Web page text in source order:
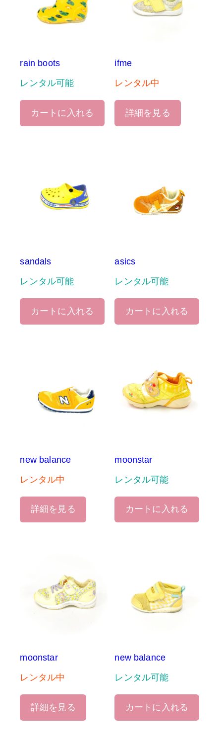
rain boots
レンタル可能
カートに入れる
ifme
レンタル中
詳細を見る
sandals
レンタル可能
カートに入れる
asics
レンタル可能
カートに入れる
new balance
レンタル中
詳細を見る
moonstar
レンタル可能
カートに入れる
moonstar
レンタル中
詳細を見る
new balance
レンタル可能
カートに入れる